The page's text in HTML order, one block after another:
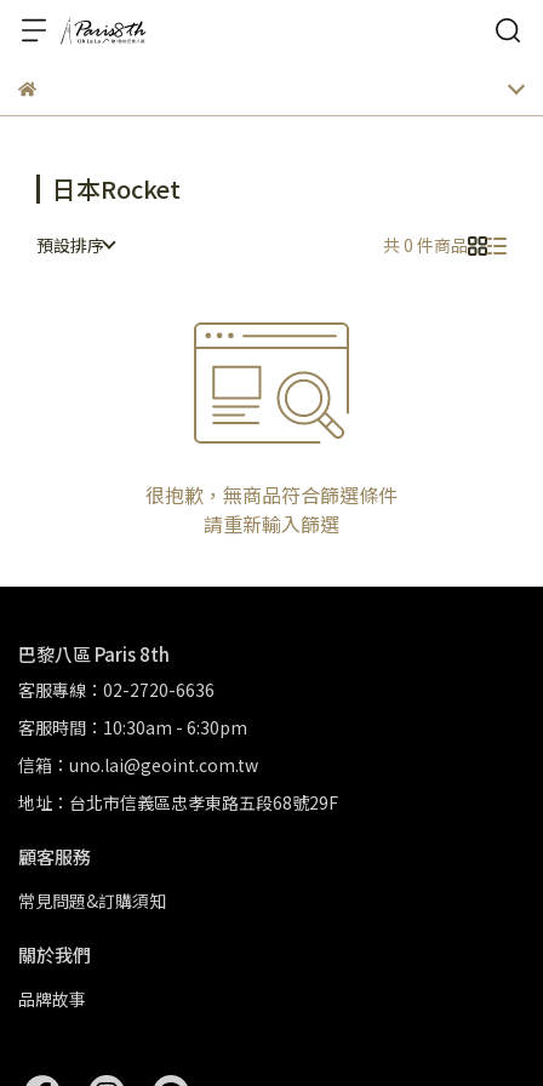
日本Rocket
預設排序 共 0 件商品
很抱歉，無商品符合篩選條件
請重新輸入篩選
巴黎八區 Paris 8th
客服專線：02-2720-6636
客服時間：10:30am - 6:30pm
信箱：uno.lai@geoint.com.tw
地址：台北市信義區忠孝東路五段68號29F
顧客服務
常見問題&訂購須知
關於我們
品牌故事